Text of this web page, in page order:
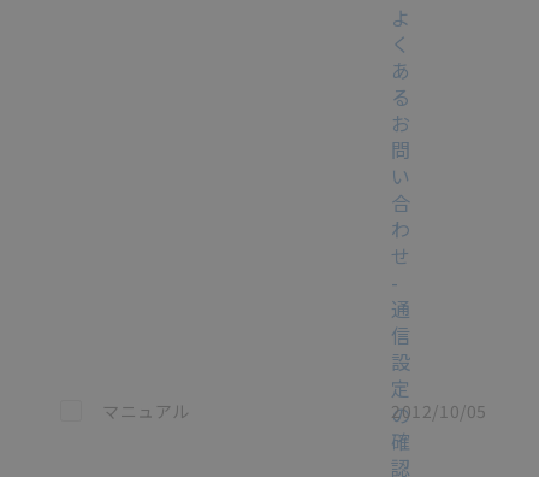
この資料を選択
マニュアル
よ
く
あ
る
お
問
い
合
わ
せ
-
通
信
設
定
の
確
認
2012/10/05